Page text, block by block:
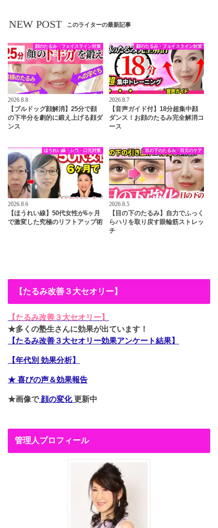
NEW POST このライターの最新記事
顔のたるみ・フェイスライン対策
2026.8.8
【ブルドッグ顔解消】25分で顔
の下半分を劇的に鍛え上げる顔ダ
ンス
顔のたるみ・フェイスライン対策
2026.8.7
【音声ガイド付】18分超集中顔
ダンス！お顔のたるみ完全解消コ
ース
ほうれい線・シワ・口元対策
2026.8.6
【ほうれい線】50代女性が6ヶ月
で激変した究極のリフトアップ術
目の下のたるみ・目元のケア
2026.8.5
【目の下のたるみ】自力でふっく
らハリを取り戻す眼輪筋ストレッ
チ
【たるみ改善３大セオリー】
【たるみ改善３大セオリー】
★多くの塾生さんに効果が出ています！
【たるみ改善３大セオリー効果アンケート結果】
【年代別 効果分析】
★ 喜びの声＆効果報告
★画像で顔の変化更新中
管理人プロフィール